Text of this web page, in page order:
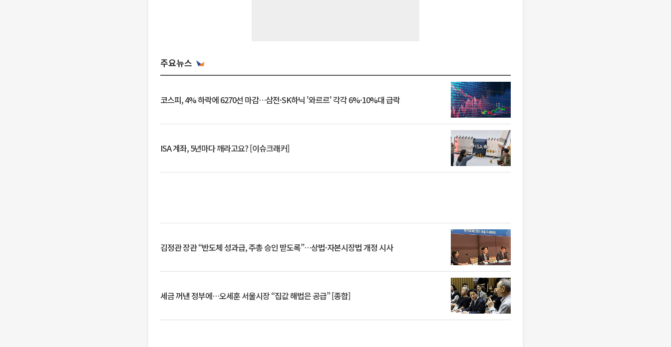
주요뉴스
코스피, 4% 하락에 6270선 마감…삼전·SK하닉 '와르르' 각각 6%·10%대 급락
ISA 계좌, 5년마다 깨라고요? [이슈크래커]
김정관 장관 “반도체 성과급, 주총 승인 받도록”…상법·자본시장법 개정 시사
세금 꺼낸 정부에…오세훈 서울시장 “집값 해법은 공급” [종합]